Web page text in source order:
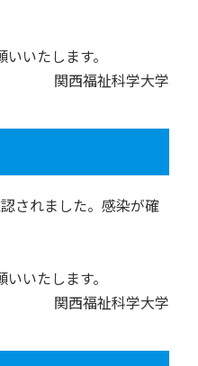
いたします。
関西福祉科学大学
されました。感染が確
いたします。
関西福祉科学大学